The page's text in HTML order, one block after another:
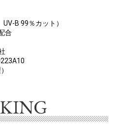
B 99％カット）
合